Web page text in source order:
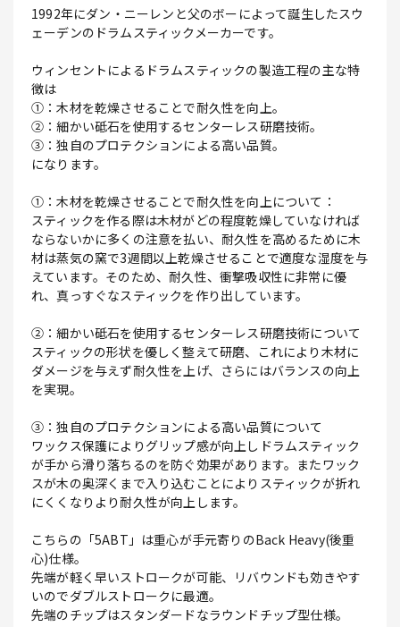
1992年にダン・ニーレンと父のボーによって誕生したスウ
ェーデンのドラムスティックメーカーです。
ウィンセントによるドラムスティックの製造工程の主な特
徴は
①：木材を乾燥させることで耐久性を向上。
②：細かい砥石を使用するセンターレス研磨技術。
③：独自のプロテクションによる高い品質。
になります。
①：木材を乾燥させることで耐久性を向上について：
スティックを作る際は木材がどの程度乾燥していなければ
ならないかに多くの注意を払い、耐久性を高めるために木
材は蒸気の窯で3週間以上乾燥させることで適度な湿度を与
えています。そのため、耐久性、衝撃吸収性に非常に優
れ、真っすぐなスティックを作り出しています。
②：細かい砥石を使用するセンターレス研磨技術について
スティックの形状を優しく整えて研磨、これにより木材に
ダメージを与えず耐久性を上げ、さらにはバランスの向上
を実現。
③：独自のプロテクションによる高い品質について
ワックス保護によりグリップ感が向上しドラムスティック
が手から滑り落ちるのを防ぐ効果があります。またワック
スが木の奥深くまで入り込むことによりスティックが折れ
にくくなりより耐久性が向上します。
こちらの「5ABT」は重心が手元寄りのBack Heavy(後重
心)仕様。
先端が軽く早いストロークが可能、リバウンドも効きやす
いのでダブルストロークに最適。
先端のチップはスタンダードなラウンドチップ型仕様。